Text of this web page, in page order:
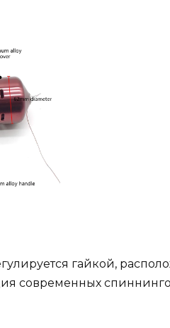
гайкой,
современных